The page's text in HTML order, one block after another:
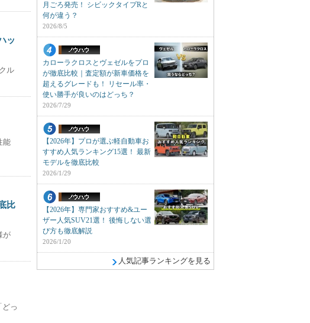
ッ
ル
能
比
が
っ
月ごろ発売！ シビックタイプRと
何が違う？
2026/8/5
カローラクロスとヴェゼルをプロ
が徹底比較｜査定額が新車価格を
超えるグレードも！ リセール率・
使い勝手が良いのはどっち？
2026/7/29
【2026年】プロが選ぶ軽自動車お
すすめ人気ランキング15選！ 最新
モデルを徹底比較
2026/1/29
【2026年】専門家おすすめ&ユー
ザー人気SUV21選！ 後悔しない選
び方も徹底解説
2026/1/20
人気記事ランキングを見る